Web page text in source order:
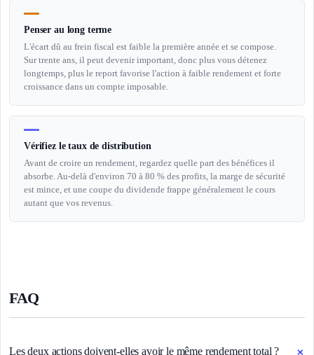
Penser au long terme
L'écart dû au frein fiscal est faible la première année et se compose.
Sur trente ans, il peut devenir important, donc plus vous détenez
longtemps, plus le report favorise l'action à faible rendement et forte
croissance dans un compte imposable.
Vérifiez le taux de distribution
Avant de croire un rendement, regardez quelle part des bénéfices il
absorbe. Au-delà d'environ 70 à 80 % des profits, la marge de sécurité
est mince, et une coupe du dividende frappe généralement le cours
autant que vos revenus.
FAQ
Les deux actions doivent-elles avoir le même rendement total ?